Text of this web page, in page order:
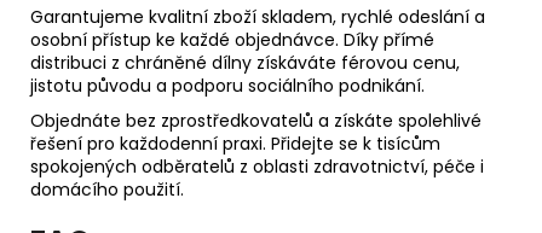
Garantujeme kvalitní zboží skladem, rychlé odeslání a
osobní přístup ke každé objednávce. Díky přímé
distribuci z chráněné dílny získáváte férovou cenu,
jistotu původu a podporu sociálního podnikání.
Objednáte bez zprostředkovatelů a získáte spolehlivé
řešení pro každodenní praxi. Přidejte se k tisícům
spokojených odběratelů z oblasti zdravotnictví, péče i
domácího použití.